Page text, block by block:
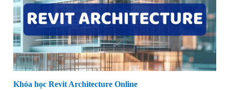
Khóa học Revit Architecture Online